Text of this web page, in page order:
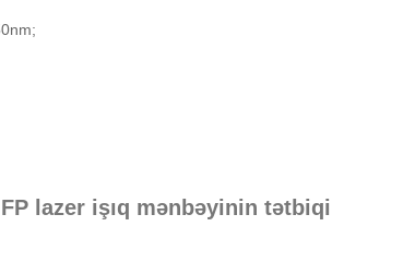
lazer işıq mənbəyinin tətbiqi